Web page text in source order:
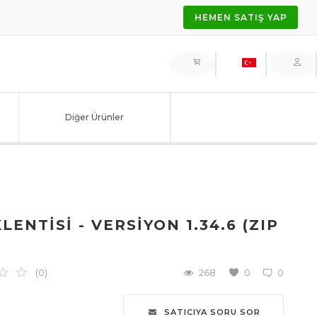
HEMEN SATIŞ YAP
Diğer Ürünler
- VERSIYON 1.34.6 (ZIP
0
(0) 0
268
SATICIYA SORU SOR